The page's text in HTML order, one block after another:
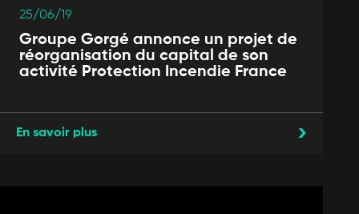
25/06/19
Groupe Gorgé annonce un projet de
réorganisation du capital de son
activité Protection Incendie France
En savoir plus